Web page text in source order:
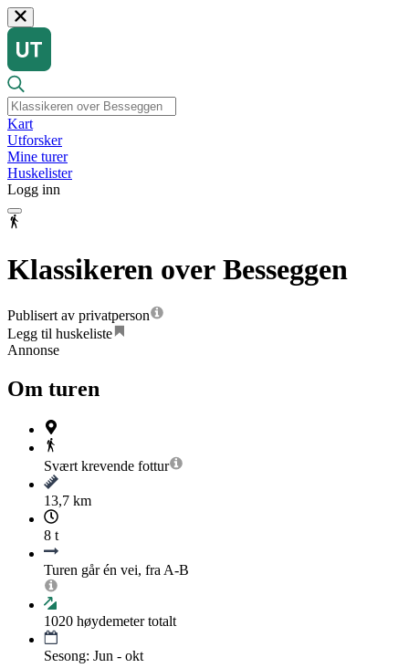
Kart
Utforsker
Mine turer
Huskelister
Logg inn
Klassikeren over Besseggen
Publisert av privatperson
Legg til huskeliste
Annonse
Om turen
Svært krevende fottur
13,7 km
8 t
Turen går én vei, fra A-B
1020 høydemeter totalt
Sesong: Jun - okt